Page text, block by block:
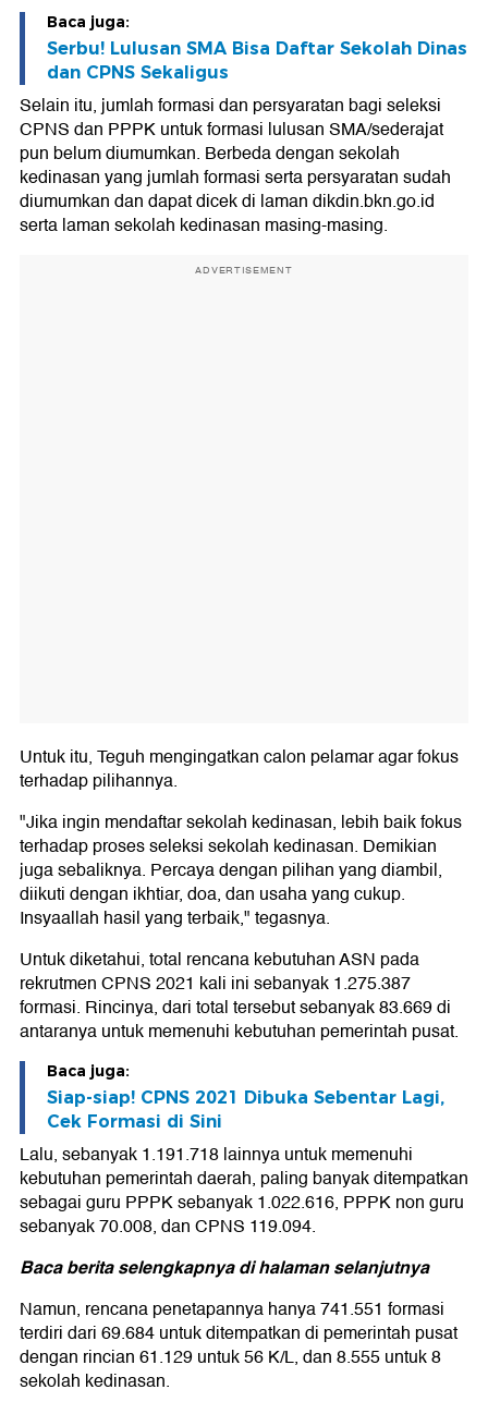
Baca juga:
Serbu! Lulusan SMA Bisa Daftar Sekolah Dinas
dan CPNS Sekaligus
Selain itu, jumlah formasi dan persyaratan bagi seleksi
CPNS dan PPPK untuk formasi lulusan SMA/sederajat
pun belum diumumkan. Berbeda dengan sekolah
kedinasan yang jumlah formasi serta persyaratan sudah
diumumkan dan dapat dicek di laman dikdin.bkn.go.id
serta laman sekolah kedinasan masing-masing.
ADVERTISEMENT
Untuk itu, Teguh mengingatkan calon pelamar agar fokus
terhadap pilihannya.
"Jika ingin mendaftar sekolah kedinasan, lebih baik fokus
terhadap proses seleksi sekolah kedinasan. Demikian
juga sebaliknya. Percaya dengan pilihan yang diambil,
diikuti dengan ikhtiar, doa, dan usaha yang cukup.
Insyaallah hasil yang terbaik," tegasnya.
Untuk diketahui, total rencana kebutuhan ASN pada
rekrutmen CPNS 2021 kali ini sebanyak 1.275.387
formasi. Rincinya, dari total tersebut sebanyak 83.669 di
antaranya untuk memenuhi kebutuhan pemerintah pusat.
Baca juga:
Siap-siap! CPNS 2021 Dibuka Sebentar Lagi,
Cek Formasi di Sini
Lalu, sebanyak 1.191.718 lainnya untuk memenuhi
kebutuhan pemerintah daerah, paling banyak ditempatkan
sebagai guru PPPK sebanyak 1.022.616, PPPK non guru
sebanyak 70.008, dan CPNS 119.094.
Baca berita selengkapnya di halaman selanjutnya
Namun, rencana penetapannya hanya 741.551 formasi
terdiri dari 69.684 untuk ditempatkan di pemerintah pusat
dengan rincian 61.129 untuk 56 K/L, dan 8.555 untuk 8
sekolah kedinasan.